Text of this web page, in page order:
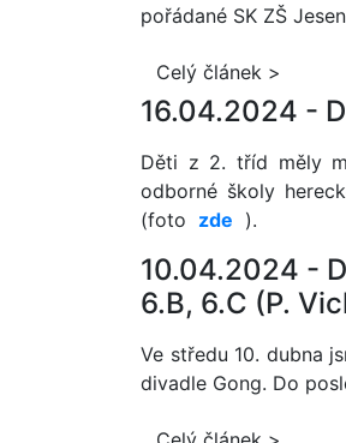
pořádané SK ZŠ
Celý článek >
16.04.2024 -
Děti z 2. tříd měly
odborné školy
(foto zde ).
10.04.2024 -
6.B, 6.C (P.
Ve středu 10. dubna
divadle Gong. Do